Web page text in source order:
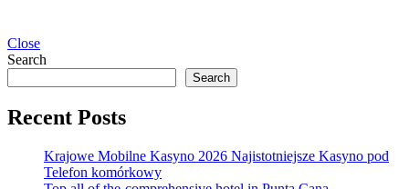
Close
Search
Search
Recent Posts
Krajowe Mobilne Kasyno 2026 Najistotniejsze Kasyno pod
Telefon komórkowy